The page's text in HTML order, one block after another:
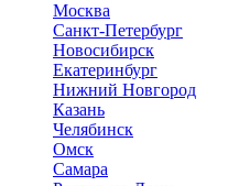
Москва
Санкт-Петербург
Новосибирск
Екатеринбург
Нижний Новгород
Казань
Челябинск
Омск
Самара